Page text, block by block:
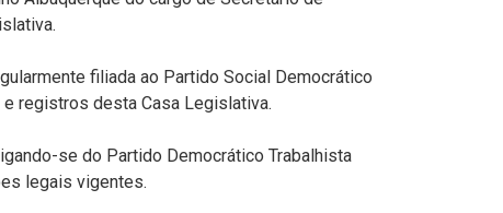
filiada ao Partido Social Democrático
registros desta Casa Legislativa.
se do Partido Democrático Trabalhista
legais vigentes.